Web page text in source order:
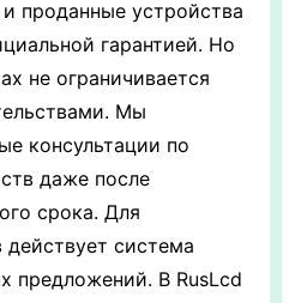
проданные устройства
гарантией. Но
не ограничивается
Мы
консультации по
даже после
срока. Для
действует система
предложений. В RusLcd